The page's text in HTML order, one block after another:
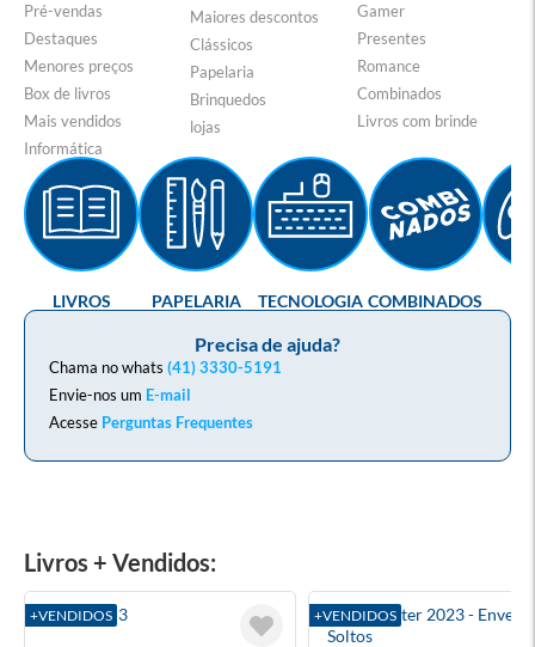
Pré-vendas
Destaques
Menores preços
Box de livros
Mais vendidos
Informática
Maiores descontos
Clássicos
Papelaria
Brinquedos
lojas
Gamer
Presentes
Romance
Combinados
Livros com brinde
Precisa de ajuda?
Chama no whats (41) 3330-5191
Envie-nos um E-mail
Acesse Perguntas Frequentes
LIVROS PAPELARIA TECNOLOGIA COMBINADOS
Livros + Vendidos:
+VENDIDOS
Blue Lock 3 +VENDIDOS
Harry Potter 2023 -
Soltos